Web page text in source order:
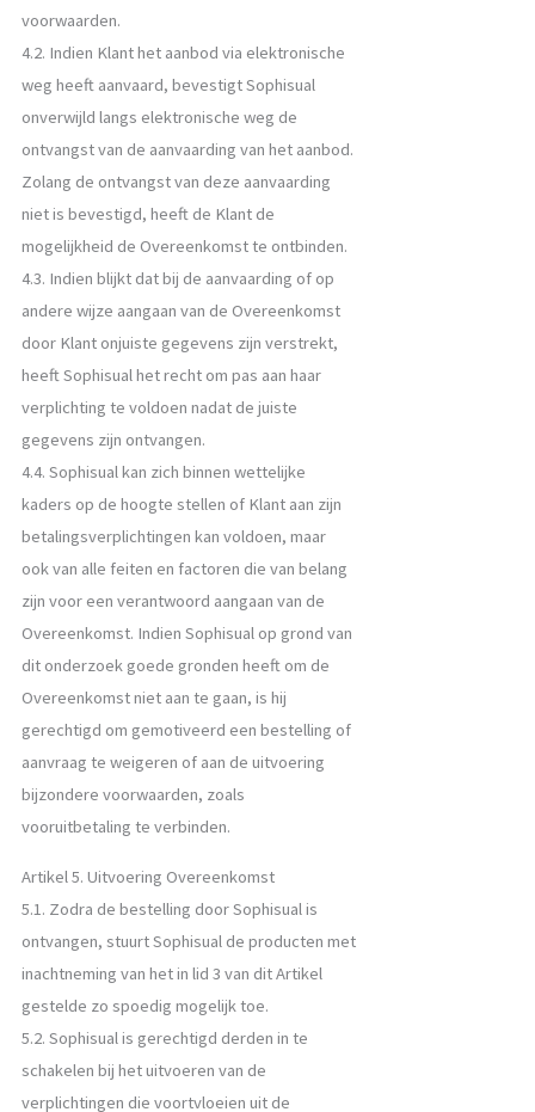
voorwaarden.
4.2. Indien Klant het aanbod via elektronische
weg heeft aanvaard, bevestigt Sophisual
onverwijld langs elektronische weg de
ontvangst van de aanvaarding van het aanbod.
Zolang de ontvangst van deze aanvaarding
niet is bevestigd, heeft de Klant de
mogelijkheid de Overeenkomst te ontbinden.
4.3. Indien blijkt dat bij de aanvaarding of op
andere wijze aangaan van de Overeenkomst
door Klant onjuiste gegevens zijn verstrekt,
heeft Sophisual het recht om pas aan haar
verplichting te voldoen nadat de juiste
gegevens zijn ontvangen.
4.4. Sophisual kan zich binnen wettelijke
kaders op de hoogte stellen of Klant aan zijn
betalingsverplichtingen kan voldoen, maar
ook van alle feiten en factoren die van belang
zijn voor een verantwoord aangaan van de
Overeenkomst. Indien Sophisual op grond van
dit onderzoek goede gronden heeft om de
Overeenkomst niet aan te gaan, is hij
gerechtigd om gemotiveerd een bestelling of
aanvraag te weigeren of aan de uitvoering
bijzondere voorwaarden, zoals
vooruitbetaling te verbinden.
Artikel 5. Uitvoering Overeenkomst
5.1. Zodra de bestelling door Sophisual is
ontvangen, stuurt Sophisual de producten met
inachtneming van het in lid 3 van dit Artikel
gestelde zo spoedig mogelijk toe.
5.2. Sophisual is gerechtigd derden in te
schakelen bij het uitvoeren van de
verplichtingen die voortvloeien uit de